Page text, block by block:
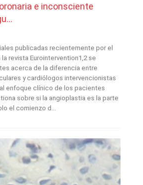
e inconsciente
publicadas recientemente por el
la revista Eurointervention1,2 se
acerca de la diferencia entre
y cardiólogos intervencionistas
enfoque clínico de los pacientes
sobre si la angioplastia es la parte
el comienzo d...